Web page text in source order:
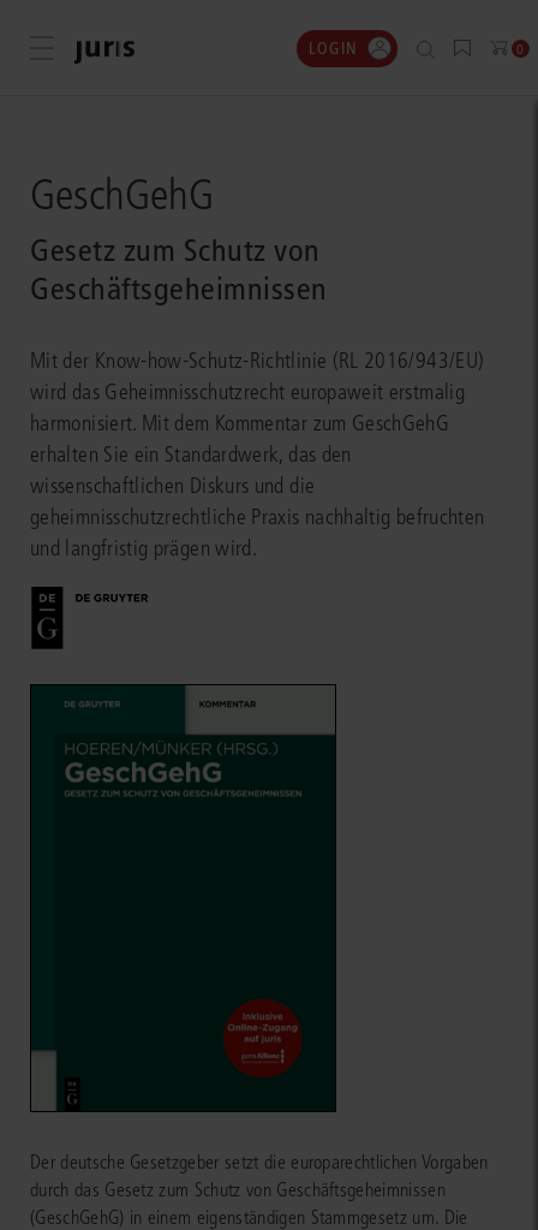
Menü öffnen LOGIN 0
GeschGehG
Gesetz zum Schutz von
Geschäftsgeheimnissen
Mit der Know-how-Schutz-Richtlinie (RL 2016/943/EU)
wird das Geheimnisschutzrecht europaweit erstmalig
harmonisiert. Mit dem Kommentar zum GeschGehG
erhalten Sie ein Standardwerk, das den
wissenschaftlichen Diskurs und die
geheimnisschutzrechtliche Praxis nachhaltig befruchten
und langfristig prägen wird.
Der deutsche Gesetzgeber setzt die europarechtlichen Vorgaben
durch das Gesetz zum Schutz von Geschäftsgeheimnissen
(GeschGehG) in einem eigenständigen Stammgesetz um. Die